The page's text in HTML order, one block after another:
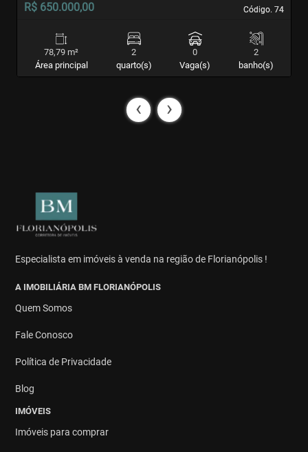
Código. 74
Código. 74
R$ 650.000,00
78,79 m²
Área principal
2
quarto(s)
0
Vaga(s)
2
banho(s)
‹ ›
Especialista em imóveis à venda na região de Florianópolis !
A IMOBILIÁRIA BM FLORIANÓPOLIS
Quem Somos
Fale Conosco
Política de Privacidade
Blog
IMÓVEIS
Imóveis para comprar